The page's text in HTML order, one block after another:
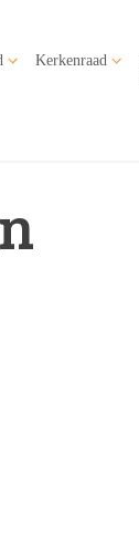
Kerkenraad